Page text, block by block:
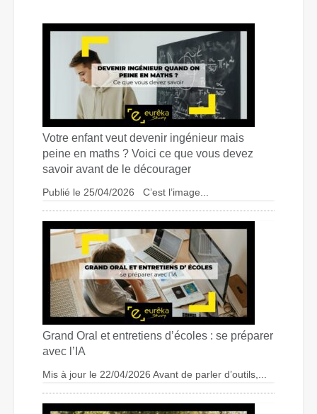
Votre enfant veut devenir ingénieur mais
peine en maths ? Voici ce que vous devez
savoir avant de le décourager
Publié le 25/04/2026 C’est l’image...
Grand Oral et entretiens d’écoles : se préparer
avec l’IA
Mis à jour le 22/04/2026 Avant de parler d’outils,...